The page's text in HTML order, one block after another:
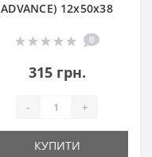
ADVANCE) 12х50х38
0
315 грн.
- +
КУПИТИ